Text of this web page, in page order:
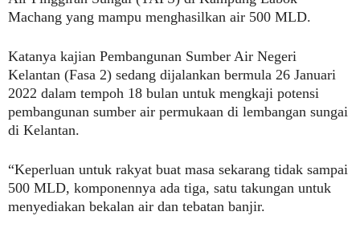
Machang yang mampu menghasilkan air 500 MLD.
Katanya kajian Pembangunan Sumber Air Negeri
Kelantan (Fasa 2) sedang dijalankan bermula 26 Januari
2022 dalam tempoh 18 bulan untuk mengkaji potensi
pembangunan sumber air permukaan di lembangan sungai
di Kelantan.
“Keperluan untuk rakyat buat masa sekarang tidak sampai
500 MLD, komponennya ada tiga, satu takungan untuk
menyediakan bekalan air dan tebatan banjir.